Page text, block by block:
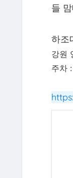
들
하조
강원
주차